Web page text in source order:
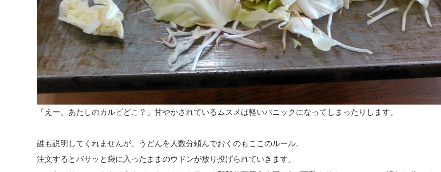
「えー、あたしのカルビどこ？」甘やかされているムスメは軽いパニックになってしまったりします。
誰も説明してくれませんが、うどんを人数分頼んでおくのもここのルール。
注文するとバサッと袋に入ったままのウドンが放り投げられていきます。